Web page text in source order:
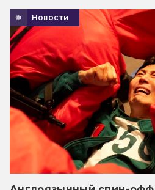
Новости